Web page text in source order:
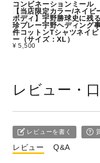
コンビネーションミール
【当店限定カラー/ネイビ
ボディ】宇野勝球史に残る
珍プレー宇野ヘディング
件コットンTシャツネイビ
ー（サイズ：XL）
¥ 5,500
レビュー・
レビューを書く
レビュー Q&A